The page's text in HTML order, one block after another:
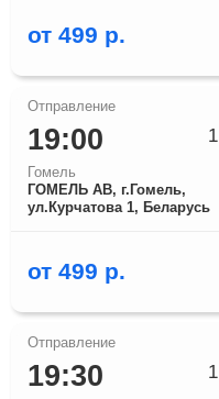
от 499 р.
19:00
Гомель
ГОМЕЛЬ АВ, г.Гомель,
ул.Курчатова 1, Беларусь
1
от 499 р.
19:30 1